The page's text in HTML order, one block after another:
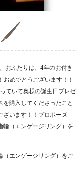
おふたりは、4年のお付き
めでとうございます！！
ていて奥様の誕生日プレゼ
購入してくださったこと
ざいます！！プロポーズ
輪（エンゲージリング）を
（エンゲージリング）をご